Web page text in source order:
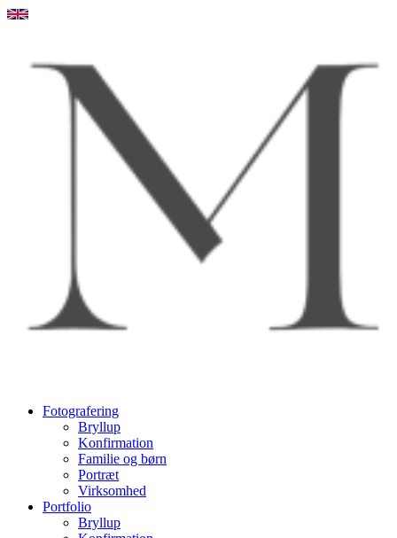
Videre
Fotografering
Bryllup
Konfirmation
Familie og børn
Portræt
Virksomhed
Portfolio
Bryllup